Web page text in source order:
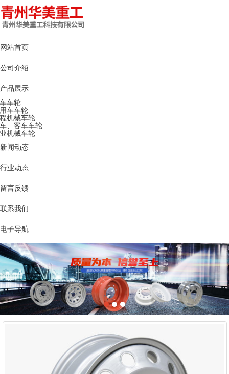
网站首页
公司介绍
产品展示
车轮
车车轮
机械车轮
、客车车轮
机械车轮
新闻动态
行业动态
留言反馈
联系我们
电子导航